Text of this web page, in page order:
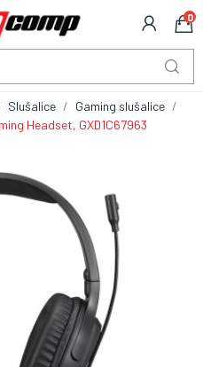
0
Slušalice
Gaming slušalice
Headset, GXD1C67963